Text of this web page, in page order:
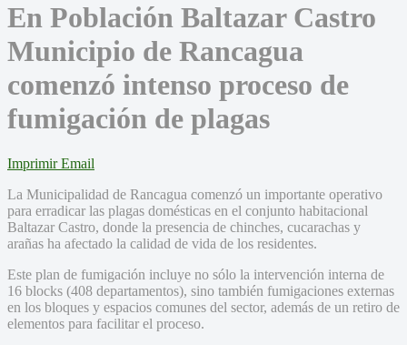
En Población Baltazar Castro
Municipio de Rancagua
comenzó intenso proceso de
fumigación de plagas
Imprimir Email
La Municipalidad de Rancagua comenzó un importante operativo
para erradicar las plagas domésticas en el conjunto habitacional
Baltazar Castro, donde la presencia de chinches, cucarachas y
arañas ha afectado la calidad de vida de los residentes.
Este plan de fumigación incluye no sólo la intervención interna de
16 blocks (408 departamentos), sino también fumigaciones externas
en los bloques y espacios comunes del sector, además de un retiro de
elementos para facilitar el proceso.